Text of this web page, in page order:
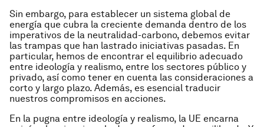
Sin embargo, para establecer un sistema global de
energía que cubra la creciente demanda dentro de los
imperativos de la neutralidad-carbono, debemos evitar
las trampas que han lastrado iniciativas pasadas. En
particular, hemos de encontrar el equilibrio adecuado
entre ideología y realismo, entre los sectores público y
privado, así como tener en cuenta las consideraciones a
corto y largo plazo. Además, es esencial traducir
nuestros compromisos en acciones.
En la pugna entre ideología y realismo, la UE encarna